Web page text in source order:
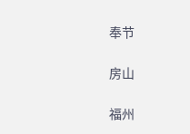
奉节
房山
福州